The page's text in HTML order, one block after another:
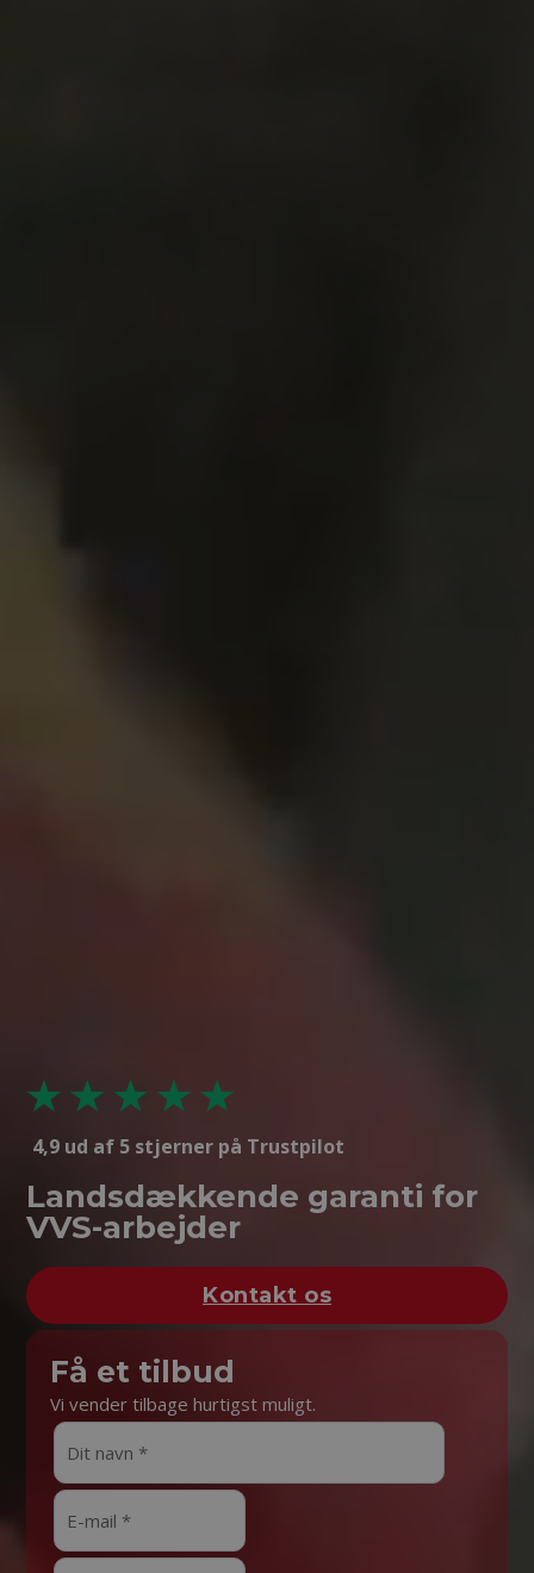
4,9 ud af 5 stjerner på Trustpilot
Landsdækkende garanti for
VVS-arbejder
Kontakt os
Få et tilbud
Vi vender tilbage hurtigst muligt.